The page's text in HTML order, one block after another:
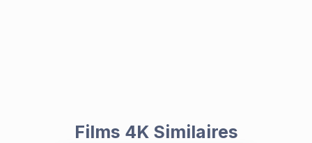
Films 4K Similaires